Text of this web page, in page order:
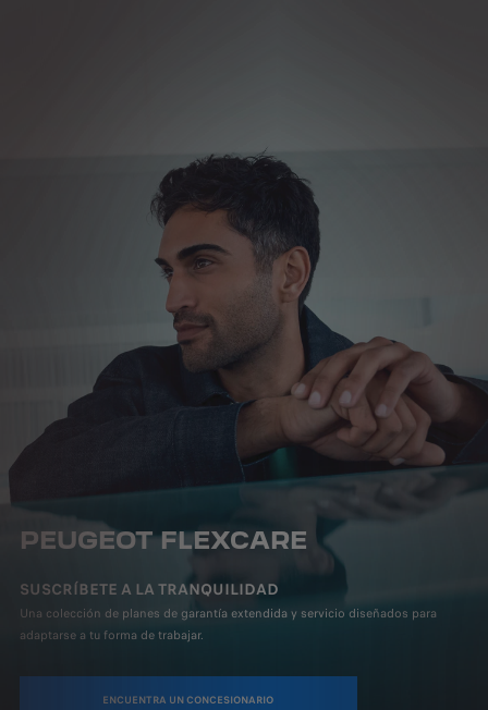
PEUGEOT FLEXCARE
SUSCRÍBETE A LA TRANQUILIDAD
Una colección de planes de garantía extendida y servicio diseñados para
adaptarse a tu forma de trabajar.
ENCUENTRA UN CONCESIONARIO